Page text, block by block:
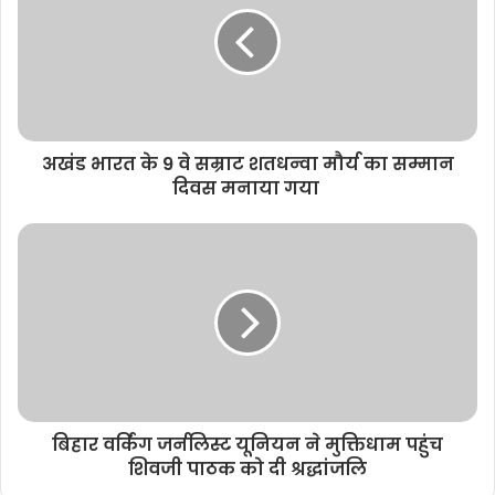
अखंड भारत के 9 वे सम्राट शतधन्वा मौर्य का सम्मान
दिवस मनाया गया
बिहार वर्किंग जर्नलिस्ट यूनियन ने मुक्तिधाम पहुंच
शिवजी पाठक को दी श्रद्धांजलि